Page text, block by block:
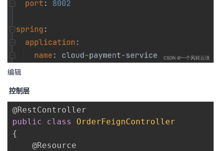
编辑
控制层
@RestController
public
class
OrderFeignController
{
@Resource